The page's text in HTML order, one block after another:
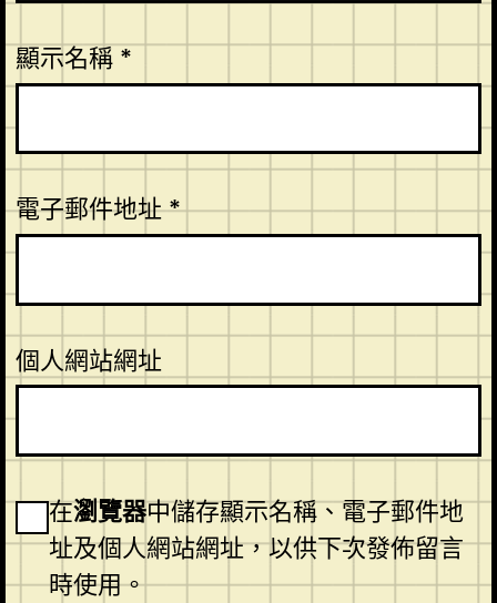
顯示名稱 *
電子郵件地址*
個人網站網址
在瀏覽器中儲存顯示名稱、電子郵件地
址及個人網站網址，以供下次發佈留言
時使用。